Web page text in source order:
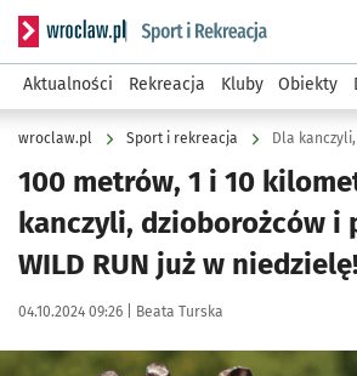
Serwis informacyjny wroclaw.pl
Aktualności Rekreacja Kluby Obiekty
wroclaw.pl Sport i rekreacja Dla
100 metrów, 1 i 10
kanczyli, dzioborożców i
WILD RUN już w niedzielę!
Data publikacji:
04.10.2024 09:26 | Autor:
Beata Turska
Kliknij, aby powiększyć